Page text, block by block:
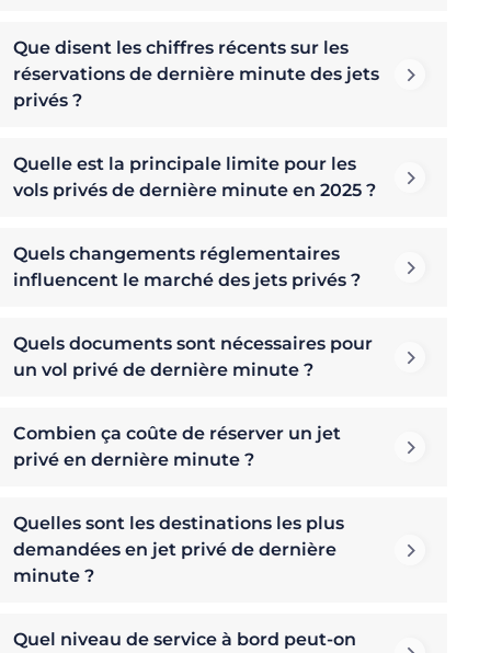
Que disent les chiffres récents sur les
réservations de dernière minute des jets
privés ?
Quelle est la principale limite pour les
vols privés de dernière minute en 2025 ?
Quels changements réglementaires
influencent le marché des jets privés ?
Quels documents sont nécessaires pour
un vol privé de dernière minute ?
Combien ça coûte de réserver un jet
privé en dernière minute ?
Quelles sont les destinations les plus
demandées en jet privé de dernière
minute ?
Quel niveau de service à bord peut-on